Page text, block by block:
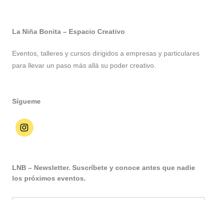
La Niña Bonita – Espacio Creativo
Eventos, talleres y cursos dirigidos a empresas y particulares
para llevar un paso más allá su poder creativo.
Sígueme
LNB – Newsletter. Suscríbete y conoce antes que nadie
los próximos eventos.